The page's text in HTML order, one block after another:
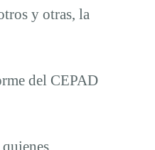
y otras, la
del CEPAD